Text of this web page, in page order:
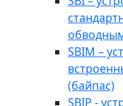
SBIM –
(байпас)
SBIP -